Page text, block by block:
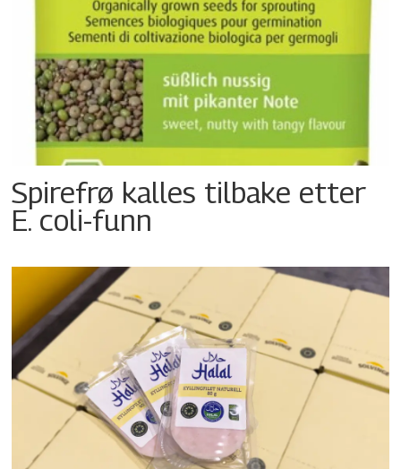
Spirefrø kalles tilbake etter
E. coli-funn